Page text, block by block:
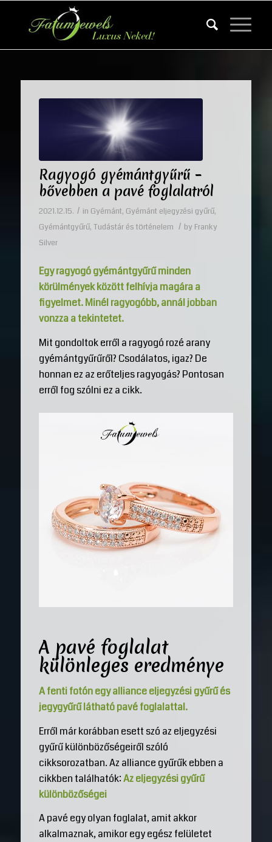
Ragyogó gyémántgyűrű –
bővebben a pavé foglalatról
2021.12.15. / in Gyémánt, Gyémánt eljegyzési gyűrű,
Gyémántgyűrű, Tudástár és történelem / by Franky
Silver
Egy ragyogó gyémántgyűrű minden
körülmények között felhívja magára a
figyelmet. Minél ragyogóbb, annál jobban
vonzza a tekintetet.
Mit gondoltok erről a ragyogó rozé arany
gyémántgyűrűről? Csodálatos, igaz? De
honnan ez az erőteljes ragyogás? Pontosan
erről fog szólni ez a cikk.
A pavé foglalat
különleges eredménye
A fenti fotón egy alliance eljegyzési gyűrű és
jegygyűrű látható pavé foglalattal.
Erről már korábban esett szó az eljegyzési
gyűrű különbözőségeiről szóló
cikksorozatban. Az alliance gyűrűk ebben a
cikkben találhatók:Az eljegyzési gyűrű
különbözőségei
A pavé egy olyan foglalat, amit akkor
alkalmaznak, amikor egy egész felületet